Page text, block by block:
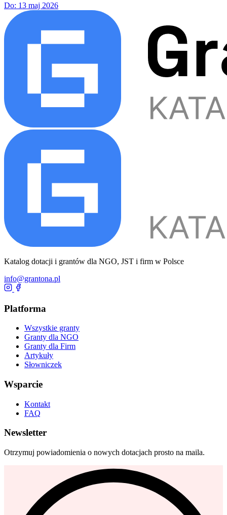
Do: 13 maj 2026
Katalog dotacji i grantów dla NGO, JST i firm w Polsce
info@grantona.pl
Platforma
Wszystkie granty
Granty dla NGO
Granty dla Firm
Artykuły
Słowniczek
Wsparcie
Kontakt
FAQ
Newsletter
Otrzymuj powiadomienia o nowych dotacjach prosto na maila.